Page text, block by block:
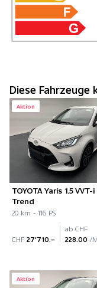
Diese Fahrzeuge
Aktion
TOYOTA Yaris 1.5 VVT-
Trend
20 km - 116 PS
CHF 27'710.–
ab CHF
228.00 /
Aktion